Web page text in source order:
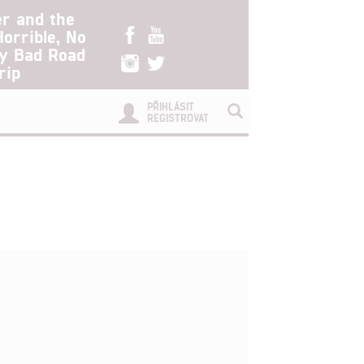
and the
No
Bad Road
PŘIHLÁSIT
REGISTROVAT